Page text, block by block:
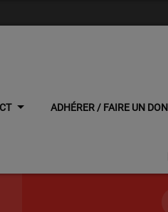
ADHÉRER / FAIRE UN DON